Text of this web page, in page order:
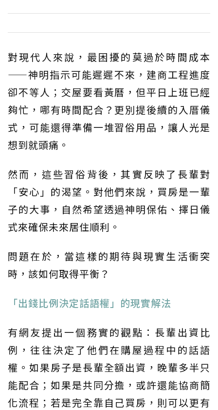
對現代人來說，最困擾的莫過於時間成本
——神明指示可能遲遲不來，建商工程進度
卻不等人；交屋要看黃曆，但平日上班已經
夠忙，哪有時間配合？更別提後續的入厝儀
式，可能還得準備一堆習俗用品，讓人光是
想到就頭痛。
然而，這些習俗背後，其實反映了長輩對
「安心」的渴望。對他們來說，買房是一輩
子的大事，自然希望透過神明保佑、擇日儀
式來確保未來居住順利。
問題在於，當這樣的期待與現實生活衝突
時，該如何取得平衡？
「出錢比例決定話語權」的現實解法
有網友提出一個務實的觀點：長輩出資比
例，往往決定了他們在購屋過程中的話語
權。如果房子是長輩全額出資，晚輩多半只
能配合；如果是共同分擔，或許還能協商簡
化流程；若是完全靠自己買房，則可以更有